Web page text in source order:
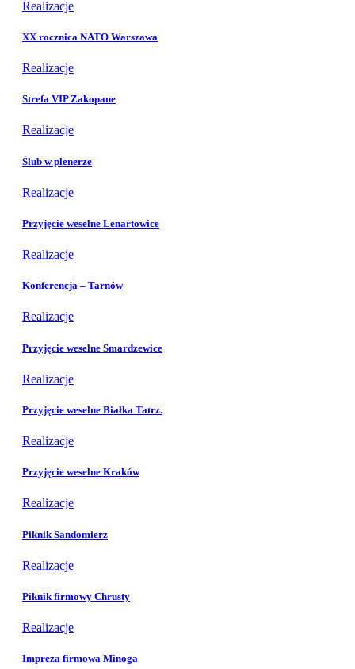
Realizacje
XX rocznica NATO Warszawa
Realizacje
Strefa VIP Zakopane
Realizacje
Ślub w plenerze
Realizacje
Przyjęcie weselne Lenartowice
Realizacje
Konferencja – Tarnów
Realizacje
Przyjęcie weselne Smardzewice
Realizacje
Przyjęcie weselne Białka Tatrz.
Realizacje
Przyjęcie weselne Kraków
Realizacje
Piknik Sandomierz
Realizacje
Piknik firmowy Chrusty
Realizacje
Impreza firmowa Minoga